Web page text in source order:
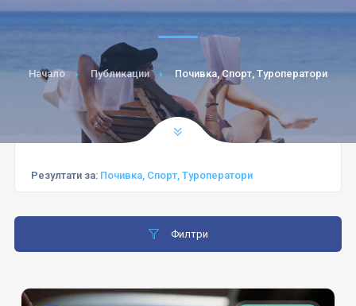
Начало Публикации Почивка, Спорт, Туроператори
Резултати за: Почивка, Спорт, Туроператори
Филтри